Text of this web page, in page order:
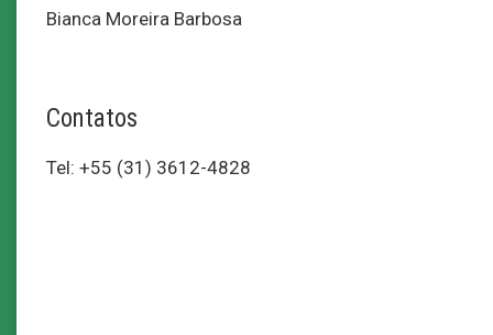
Bianca Moreira Barbosa
Contatos
Tel: +55 (31) 3612-4828